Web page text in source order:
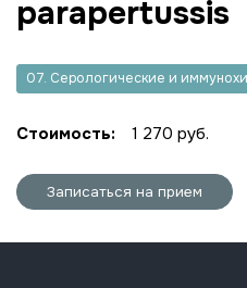
parapertussis
07. Серологические и
Стоимость: 1 270 руб.
Записаться на прием